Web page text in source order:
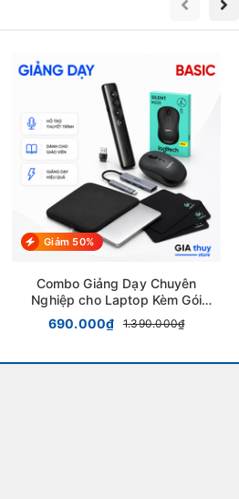
Giảm 50%
Combo Giảng Dạy Chuyên
Nghiệp cho Laptop Kèm Gói
Bảo Dưỡng 12 Tháng
690.000₫ 1.390.000₫